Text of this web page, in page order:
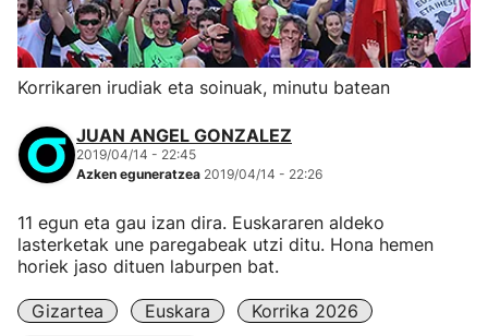
Korrikaren irudiak eta soinuak, minutu batean
JUAN ANGEL GONZALEZ
2019/04/14 - 22:45
Azken eguneratzea 2019/04/14 - 22:26
11 egun eta gau izan dira. Euskararen aldeko
lasterketak une paregabeak utzi ditu. Hona hemen
horiek jaso dituen laburpen bat.
Gizartea Euskara
Korrika 2026